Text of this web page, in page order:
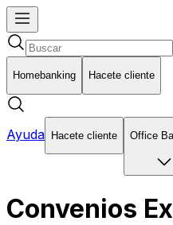
Homebanking Hacete cliente
Ayuda Hacete cliente Office
Convenios